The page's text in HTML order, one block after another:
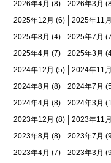
2026年4月 (8) 2026年3月
2025年12月 (6) 2025年11月
2025年8月 (4) 2025年7月
2025年4月 (7) 2025年3月
2024年12月 (5) 2024年11月
2024年8月 (8) 2024年7月
2024年4月 (8) 2024年3月
2023年12月 (8) 2023年11月
2023年8月 (8) 2023年7月
2023年4月 (7) 2023年3月